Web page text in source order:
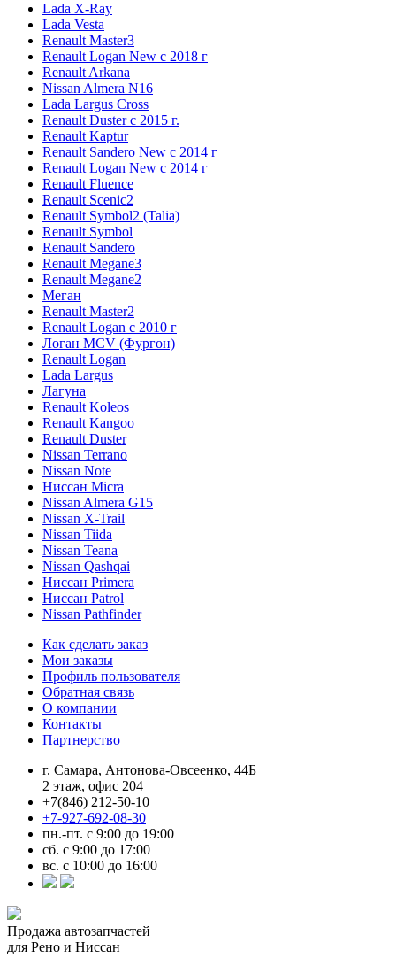
Lada X-Ray
Lada Vesta
Renault Master3
Renault Logan New с 2018 г
Renault Arkana
Nissan Almera N16
Lada Largus Cross
Renault Duster с 2015 г.
Renault Kaptur
Renault Sandero New с 2014 г
Renault Logan New с 2014 г
Renault Fluence
Renault Scenic2
Renault Symbol2 (Talia)
Renault Symbol
Renault Sandero
Renault Megane3
Renault Megane2
Меган
Renault Master2
Renault Logan c 2010 г
Логан МСV (Фургон)
Renault Logan
Lada Largus
Лагуна
Renault Koleos
Renault Kangoo
Renault Duster
Nissan Terrano
Nissan Note
Ниссан Micra
Nissan Almera G15
Nissan X-Trail
Nissan Tiida
Nissan Teana
Nissan Qashqai
Ниссан Primera
Ниссан Patrol
Nissan Pathfinder
Как сделать заказ
Мои заказы
Профиль пользователя
Обратная связь
О компании
Контакты
Партнерство
г. Самара, Антонова-Овсеенко, 44Б
2 этаж, офис 204
+7(846) 212-50-10
+7-927-692-08-30
пн.-пт. с 9:00 до 19:00
сб. с 9:00 до 17:00
вс. с 10:00 до 16:00
Продажа автозапчастей
для Рено и Ниссан